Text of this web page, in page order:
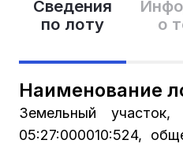
Сведения
по лоту
о
Наименование
Земельный
05:27:000010:524,